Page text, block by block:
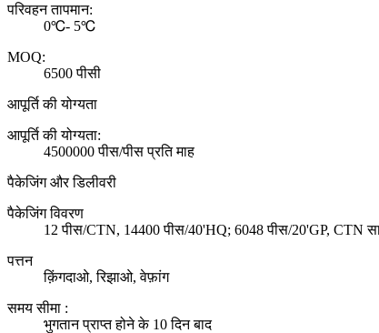
परिवहन तापमान:
0℃- 5℃
MOQ:
6500 पीसी
आपूर्ति की योग्यता
आपूर्ति की योग्यता:
4500000 पीस/पीस प्रति माह
पैकेजिंग और डिलीवरी
पैकेजिंग विवरण
12 पीस/CTN, 14400 पीस/40'HQ; 6048 पीस/20'GP, CTN
पत्तन
क़िंगदाओ, रिझाओ, वेफ़ांग
समय सीमा :
भुगतान प्राप्त होने के 10 दिन बाद